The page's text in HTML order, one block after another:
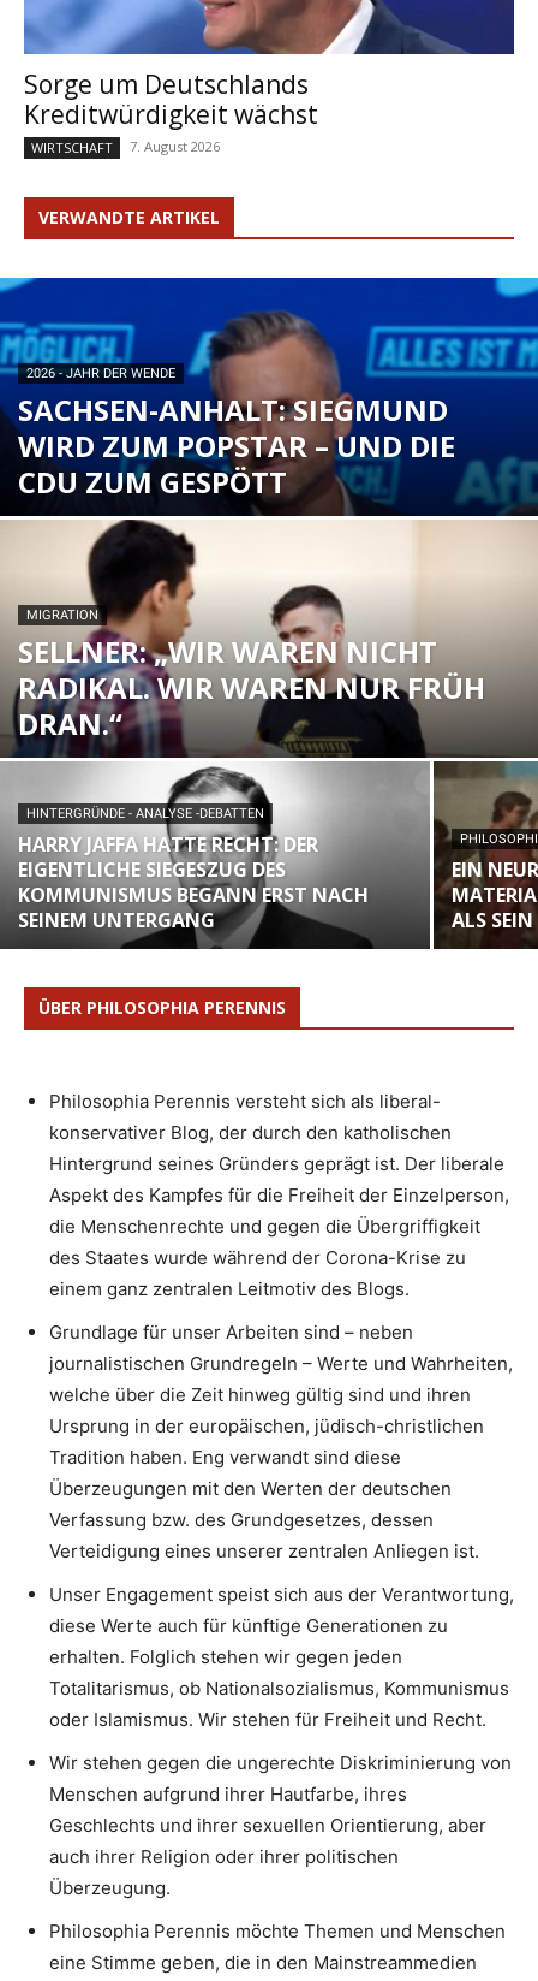
Sorge um Deutschlands
Kreditwürdigkeit wächst
WIRTSCHAFT 7. August 2026
VERWANDTE ARTIKEL
2026 - JAHR DER WENDE
SACHSEN-ANHALT: SIEGMUND
WIRD ZUM POPSTAR – UND DIE
CDU ZUM GESPÖTT
MIGRATION
SELLNER: „WIR WAREN NICHT
RADIKAL. WIR WAREN NUR FRÜH
DRAN.“
HINTERGRÜNDE - ANALYSE -DEBATTEN
HARRY JAFFA HATTE RECHT: DER
EIGENTLICHE SIEGESZUG DES
KOMMUNISMUS BEGANN ERST NACH
SEINEM UNTERGANG
EIN
ALS
ÜBER PHILOSOPHIA PERENNIS
Philosophia Perennis versteht sich als liberal-
konservativer Blog, der durch den katholischen
Hintergrund seines Gründers geprägt ist. Der liberale
Aspekt des Kampfes für die Freiheit der Einzelperson,
die Menschenrechte und gegen die Übergriffigkeit
des Staates wurde während der Corona-Krise zu
einem ganz zentralen Leitmotiv des Blogs.
Grundlage für unser Arbeiten sind – neben
journalistischen Grundregeln – Werte und Wahrheiten,
welche über die Zeit hinweg gültig sind und ihren
Ursprung in der europäischen, jüdisch-christlichen
Tradition haben. Eng verwandt sind diese
Überzeugungen mit den Werten der deutschen
Verfassung bzw. des Grundgesetzes, dessen
Verteidigung eines unserer zentralen Anliegen ist.
Unser Engagement speist sich aus der Verantwortung,
diese Werte auch für künftige Generationen zu
erhalten. Folglich stehen wir gegen jeden
Totalitarismus, ob Nationalsozialismus, Kommunismus
oder Islamismus. Wir stehen für Freiheit und Recht.
Wir stehen gegen die ungerechte Diskriminierung von
Menschen aufgrund ihrer Hautfarbe, ihres
Geschlechts und ihrer sexuellen Orientierung, aber
auch ihrer Religion oder ihrer politischen
Überzeugung.
Philosophia Perennis möchte Themen und Menschen
eine Stimme geben, die in den Mainstreammedien